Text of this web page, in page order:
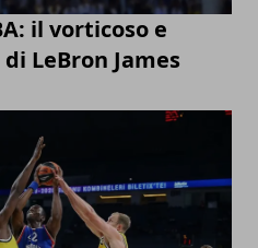
il vorticoso e
LeBron James